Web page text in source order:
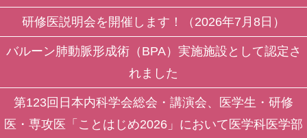
研修医説明会を開催します！（2026年7月8日）
バルーン肺動脈形成術（BPA）実施施設として認定さ
れました
第123回日本内科学会総会・講演会、医学生・研修
医・専攻医「ことはじめ2026」において医学科医学部